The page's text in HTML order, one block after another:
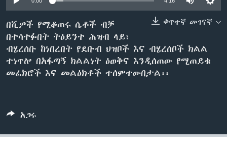
ቋንቋዎች
ቀጥተኛ መገናኛ
በሺዎች የሚቆጠሩ ሴቶች ብቻ
በተሳተፉበት ትዕይንተ ሕዝብ ላይ፣
ብሄረሰቡ ከነበረበት የደቡብ ህዝቦች እና ብሄረሰቦች ክልል
ተነጥሎ በአፋጣኝ ክልልነት ዕወቅና እንዲሰጠው የሚጠይቁ
መፈክሮች እና መልዕክቶች ተሰምተውበታል፡፡
አጋሩ